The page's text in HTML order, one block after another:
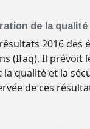
de la
résultats 2016
(Ifaq). Il
qualité et la
de ces